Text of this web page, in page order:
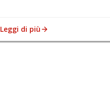
Leggi di più